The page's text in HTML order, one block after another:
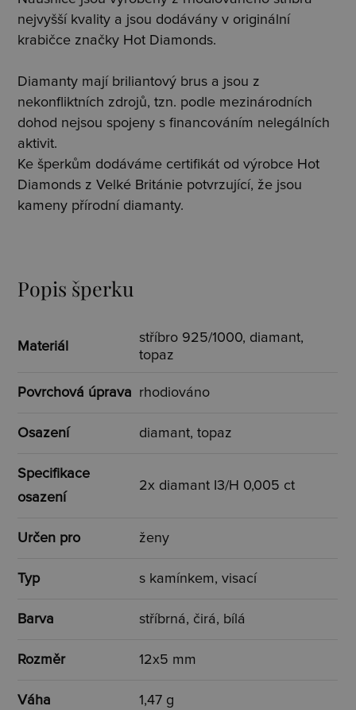
nejvyšší kvality a jsou dodávány v originální
krabičce značky Hot Diamonds.
Diamanty mají briliantový brus a jsou z
nekonfliktních zdrojů, tzn. podle mezinárodních
dohod nejsou spojeny s financováním nelegálních
aktivit.
Ke šperkům dodáváme certifikát od výrobce Hot
Diamonds z Velké Británie potvrzující, že jsou
kameny přírodní diamanty.
Popis šperku
Materiál
stříbro 925/1000, diamant,
topaz
Povrchová úprava rhodiováno
Osazení diamant, topaz
Specifikace
osazení
2x diamant I3/H 0,005 ct
Určen pro ženy
Typ s kamínkem, visací
Barva stříbrná, čirá, bílá
Rozměr 12x5 mm
Váha 1,47 g